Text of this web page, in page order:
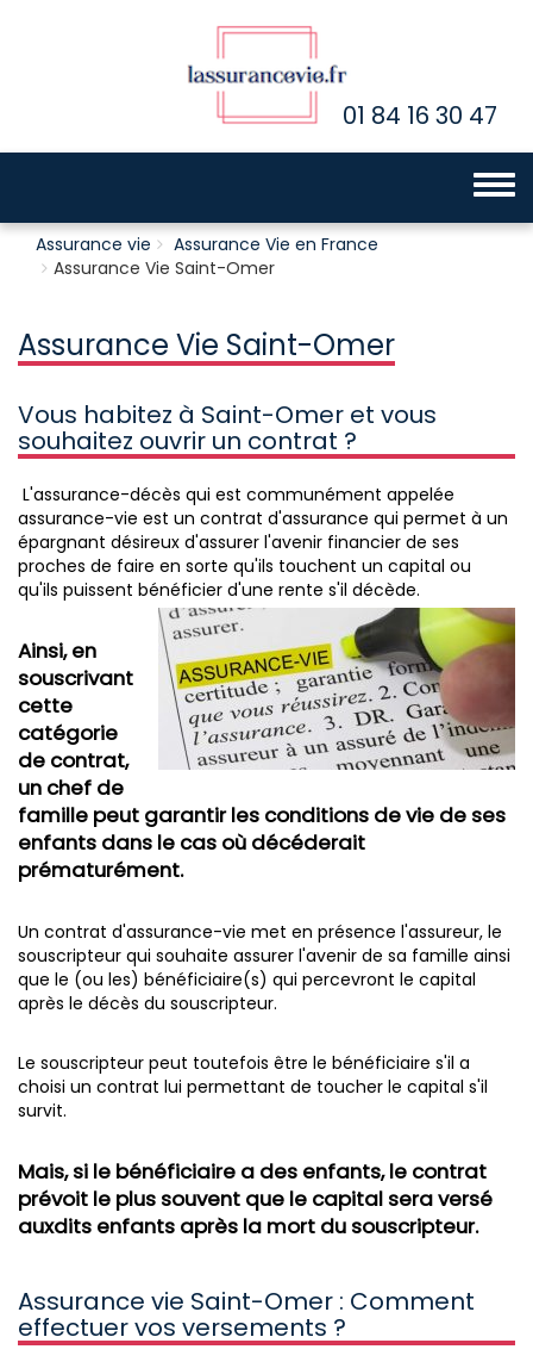
01 84 16 30 47
Toggle
Assurance vie
Assurance Vie en France
Assurance Vie Saint-Omer
Assurance Vie Saint-Omer
Vous habitez à Saint-Omer et vous
souhaitez ouvrir un contrat ?
L'assurance-décès qui est communément appelée
assurance-vie est un contrat d'assurance qui permet à un
épargnant désireux d'assurer l'avenir financier de ses
proches de faire en sorte qu'ils touchent un capital ou
qu'ils puissent bénéficier d'une rente s'il décède.
Ainsi, en
souscrivant
cette
catégorie
de contrat,
un chef de
famille peut garantir les conditions de vie de ses
enfants dans le cas où décéderait
prématurément.
Un contrat d'assurance-vie met en présence l'assureur, le
souscripteur qui souhaite assurer l'avenir de sa famille ainsi
que le (ou les) bénéficiaire(s) qui percevront le capital
après le décès du souscripteur.
Le souscripteur peut toutefois être le bénéficiaire s'il a
choisi un contrat lui permettant de toucher le capital s'il
survit.
Mais, si le bénéficiaire a des enfants, le contrat
prévoit le plus souvent que le capital sera versé
auxdits enfants après la mort du souscripteur.
Assurance vie Saint-Omer : Comment
effectuer vos versements ?